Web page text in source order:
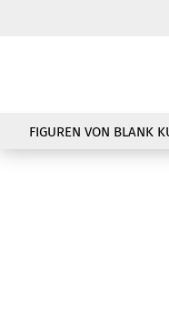
FIGUREN VON BLANK